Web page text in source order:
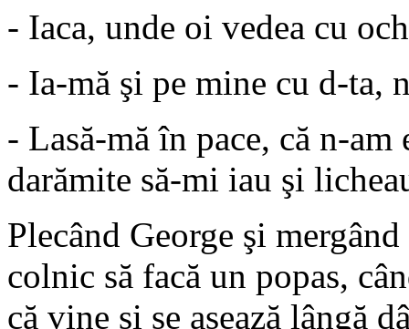
- Iaca, unde oi vedea cu
- Ia-mă şi pe mine cu d-ta,
- Lasă-mă în pace, că n-
darămite să-mi iau şi
Plecând George şi
colnic să facă un popas,
că vine şi se aşează lângă